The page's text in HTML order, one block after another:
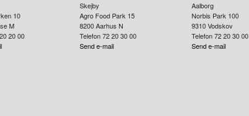
10
M
20 00
Skejby
Agro Food Park 15
8200Aarhus N
Telefon 72 20 30 00
Send e-mail
Aalborg
Norbis Park 100
9310 Vodskov
Telefon 72 20 30 00
Send e-mail